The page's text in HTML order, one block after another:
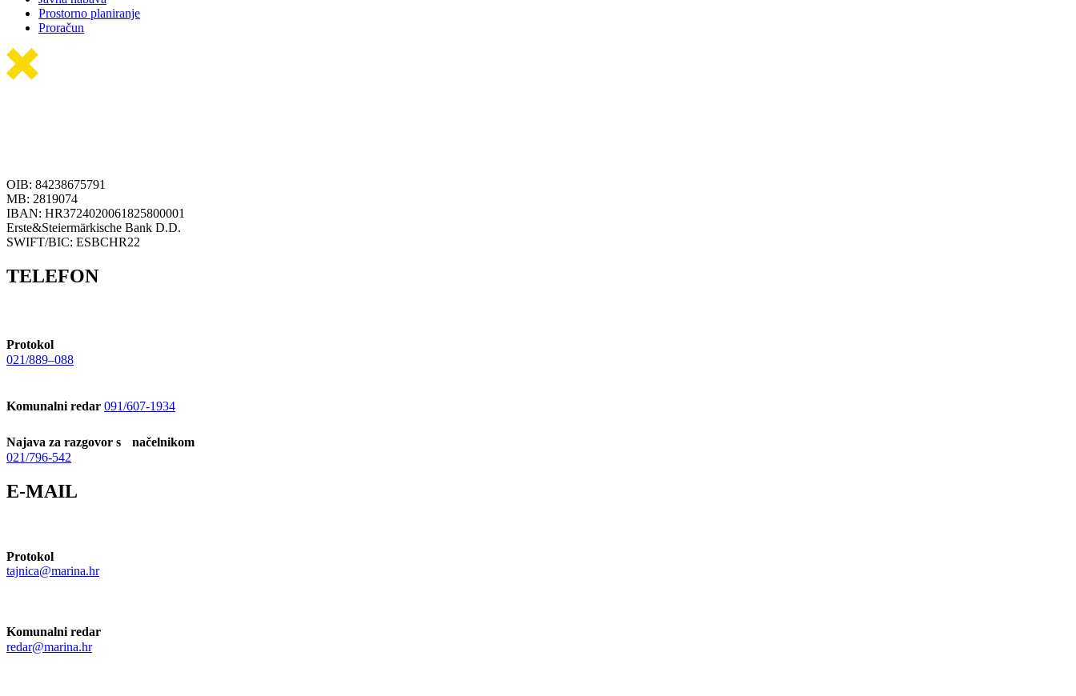
Prostorno planiranje
Proračun
OIB: 84238675791
MB: 2819074
IBAN: HR3724020061825800001
Erste&Steiermärkische Bank D.D.
SWIFT/BIC: ESBCHR22
TELEFON
Protokol
021/889–088
Komunalni redar 091/607-1934
Najava za razgovor s načelnikom
021/796-542
E-MAIL
Protokol
tajnica@marina.hr
Komunalni redar
redar@marina.hr